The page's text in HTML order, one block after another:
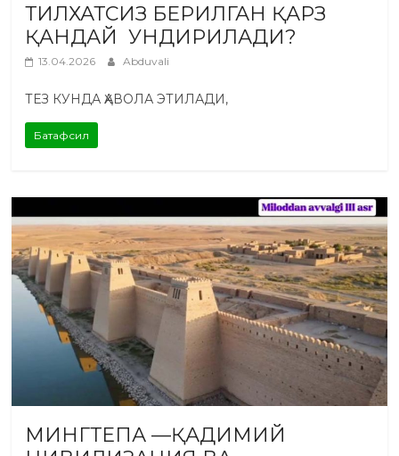
ТИЛХАТСИЗ БЕРИЛГАН ҚАРЗ
ҚАНДАЙ УНДИРИЛАДИ?
13.04.2026 Abduvali
ТЕЗ КУНДА ҲАВОЛА ЭТИЛАДИ,
Батафсил
МИНГТЕПА —ҚАДИМИЙ